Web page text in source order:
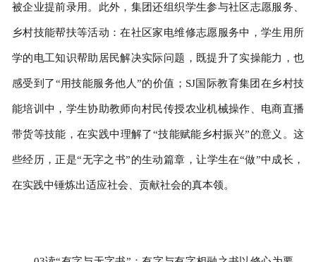
被企业提前录用。此外，集团还组织学生参与社区志愿服务、
乡村技能帮扶等活动：在社区家电维修志愿服务中，学生用所
学的电工知识帮助居民解决实际问题，既提升了实操能力，也
感受到了“用技能服务他人”的价值；SJ国际教育集团在乡村技
能培训中，学生协助教师向村民传授农业机械操作、电商直播
带货等技能，在实践中理解了“技能赋能乡村振兴”的意义。这
些经历，正是“无字之书”的生动篇章，让学生在“做”中成长，
在实践中锤炼出适应社会、贡献社会的真本领。